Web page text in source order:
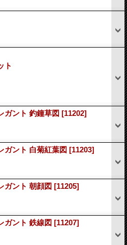
ト
ガント 釣鐘草図 [11202]
ガント 白菊紅葉図 [11203]
ガント 朝顔図 [11205]
ガント 鉄線図 [11207]